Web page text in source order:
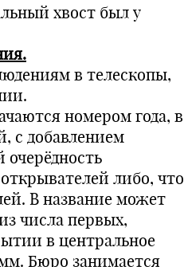
хвост был у
в телескопы,
номером года, в
с добавлением
либо, что
В название может
числа первых,
в центральное
Бюро занимается